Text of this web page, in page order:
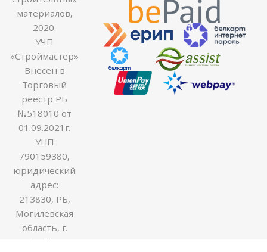
материалов,
2020.
УЧП
«Строймастер»
Внесен в
Торговый
реестр РБ
№518010 от
01.09.2021г.
УНП
790159380,
юридический
адрес:
213830, РБ,
Могилевская
область, г.
Бобруйск ул.